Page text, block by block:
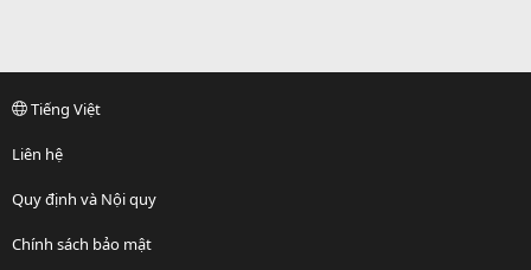
Tiếng Việt
Liên hệ
Quy định và Nội quy
Chính sách bảo mật